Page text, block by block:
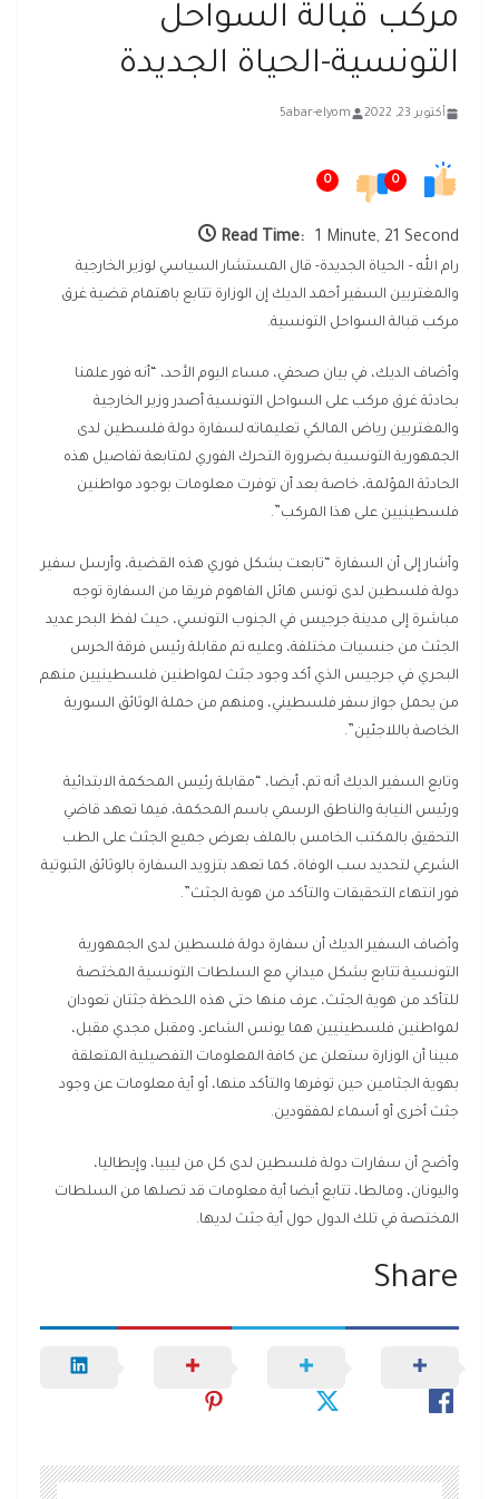
مركب قبالة السواحل
التونسية-الحياة الجديدة
أكتوبر 23, 2022 5abar-elyom
0
0
Read Time: 1 Minute, 21 Second
رام الله – الحياة الجديدة- قال المستشار السياسي لوزير الخارجية
والمغتربين السفير أحمد الديك إن الوزارة تتابع باهتمام قضية غرق
مركب قبالة السواحل التونسية.
وأضاف الديك، في بيان صحفي، مساء اليوم الأحد، “أنه فور علمنا
بحادثة غرق مركب على السواحل التونسية أصدر وزير الخارجية
والمغتربين رياض المالكي تعليماته لسفارة دولة فلسطين لدى
الجمهورية التونسية بضرورة التحرك الفوري لمتابعة تفاصيل هذه
الحادثة المؤلمة، خاصة بعد أن توفرت معلومات بوجود مواطنين
فلسطينيين على هذا المركب”.
وأشار إلى أن السفارة “تابعت بشكل فوري هذه القضية، وأرسل سفير
دولة فلسطين لدى تونس هائل الفاهوم فريقا من السفارة توجه
مباشرة إلى مدينة جرجيس في الجنوب التونسي، حيث لفظ البحر عديد
الجثث من جنسيات مختلفة، وعليه تم مقابلة رئيس فرقة الحرس
البحري في جرجيس الذي أكد وجود جثث لمواطنين فلسطينيين منهم
من يحمل جواز سفر فلسطيني، ومنهم من حملة الوثائق السورية
الخاصة باللاجئين”.
وتابع السفير الديك أنه تم، أيضا، “مقابلة رئيس المحكمة الابتدائية
ورئيس النيابة والناطق الرسمي باسم المحكمة، فيما تعهد قاضي
التحقيق بالمكتب الخامس بالملف بعرض جميع الجثث على الطب
الشرعي لتحديد سب الوفاة، كما تعهد بتزويد السفارة بالوثائق الثبوتية
فور انتهاء التحقيقات والتأكد من هوية الجثث”.
وأضاف السفير الديك أن سفارة دولة فلسطين لدى الجمهورية
التونسية تتابع بشكل ميداني مع السلطات التونسية المختصة
للتأكد من هوية الجثث، عرف منها حتى هذه اللحظة جثتان تعودان
لمواطنين فلسطينيين هما يونس الشاعر، ومقبل مجدي مقبل،
مبينا أن الوزارة ستعلن عن كافة المعلومات التفصيلية المتعلقة
بهوية الجثامين حين توفرها والتأكد منها، أو أية معلومات عن وجود
جثث أخرى أو أسماء لمفقودين.
وأضح أن سفارات دولة فلسطين لدى كل من ليبيا، وإيطاليا،
واليونان، ومالطا، تتابع أيضا أية معلومات قد تصلها من السلطات
المختصة في تلك الدول حول أية جثث لديها.
Share